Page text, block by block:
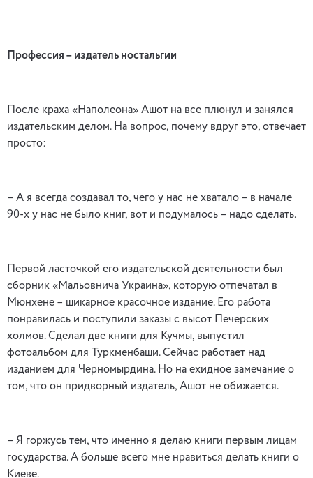
Профессия – издатель ностальгии
После краха «Наполеона» Ашот на все плюнул и занялся
издательским делом. На вопрос, почему вдруг это, отвечает
просто:
– А я всегда создавал то, чего у нас не хватало – в начале
90-х у нас не было книг, вот и подумалось – надо сделать.
Первой ласточкой его издательской деятельности был
сборник «Мальовнича Украина», которую отпечатал в
Мюнхене – шикарное красочное издание. Его работа
понравилась и поступили заказы с высот Печерских
холмов. Сделал две книги для Кучмы, выпустил
фотоальбом для Туркменбаши. Сейчас работает над
изданием для Черномырдина. Но на ехидное замечание о
том, что он придворный издатель, Ашот не обижается.
– Я горжусь тем, что именно я делаю книги первым лицам
государства. А больше всего мне нравиться делать книги о
Киеве.